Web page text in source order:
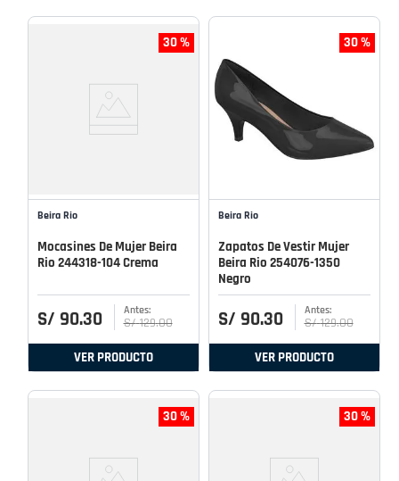
30 %
Beira Rio
Mocasines De Mujer Beira
Rio 244318-104 Crema
S/ 90.30 S/ 129.00
VER PRODUCTO
30 %
Beira Rio
Zapatos De Vestir Mujer
Beira Rio 254076-1350
Negro
S/ 90.30 S/ 129.00
VER PRODUCTO
30 % 30 %